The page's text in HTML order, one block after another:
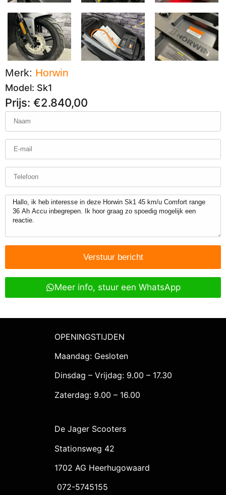
Merk: Horwin
Model: Sk1
Prijs: €2.840,00
Verstuur bericht
Meer info, stuur een WhatsApp
OPENINGSTIJDEN
Maandag: Gesloten
Dinsdag – Vrijdag: 9.00 – 17.30
Zaterdag: 9.00 – 16.00
De Jager Scooters
Stationsweg 42
1702 AG Heerhugowaard
072-5745155